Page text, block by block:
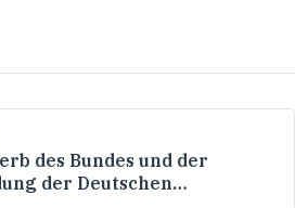
des Bundes und der
der Deutschen